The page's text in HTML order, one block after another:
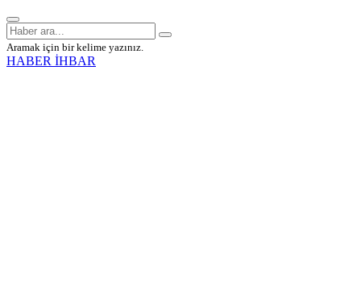
Aramak için bir kelime yazınız.
HABER İHBAR